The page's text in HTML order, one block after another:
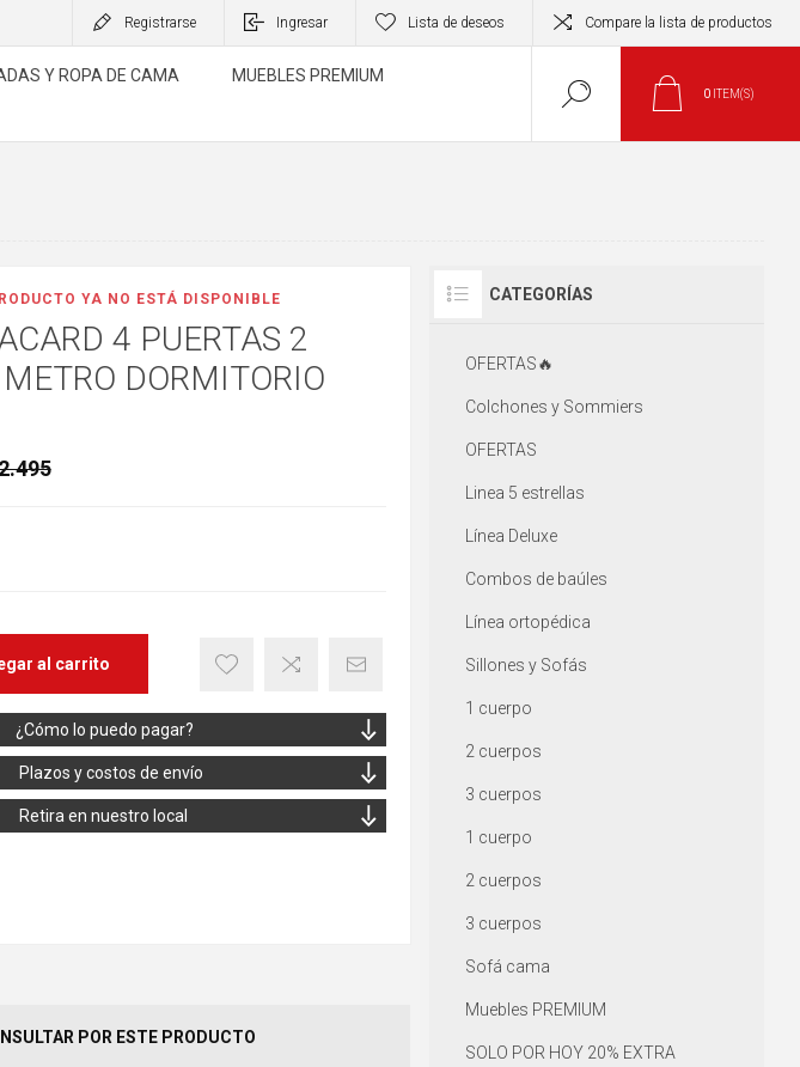
Registrarse Ingresar Lista de deseos Compare la lista de productos
Y ROPA DE CAMA
MUEBLES PREMIUM
0 ITEM(S)
YA NO ESTÁ DISPONIBLE
4 PUERTAS 2
DORMITORIO
al carrito
¿Cómo lo puedo pagar?
Plazos y costos de envío
Retira en nuestro local
POR ESTE PRODUCTO
CATEGORÍAS
OFERTAS🔥
Colchones y Sommiers
OFERTAS
Linea 5 estrellas
Línea Deluxe
Combos de baúles
Línea ortopédica
Sillones y Sofás
1 cuerpo
2 cuerpos
3 cuerpos
1 cuerpo
2 cuerpos
3 cuerpos
Sofá cama
Muebles PREMIUM
SOLO POR HOY 20% EXTRA